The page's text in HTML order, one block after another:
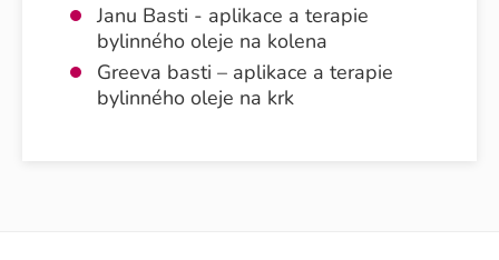
Janu Basti - aplikace a terapie
bylinného oleje na kolena
Greeva basti – aplikace a terapie
bylinného oleje na krk